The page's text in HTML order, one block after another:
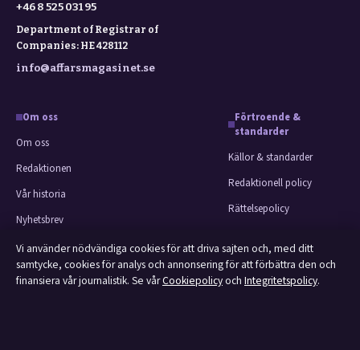
+46 8 525 031 95
Department of Registrar of
Companies: HE 428112
info@affarsmagasinet.se
Om oss
Om oss
Redaktionen
Vår historia
Nyhetsbrev
Tipsa oss
Kontakt
Förtroende &
standarder
Källor & standarder
Redaktionell policy
Rättelsepolicy
Ägande & finansiering
Integritetspolicy
Vi använder nödvändiga cookies för att driva sajten och, med ditt
samtycke, cookies för analys och annonsering för att förbättra den och
finansiera vår journalistik. Se vårCookiepolicyoch Integritetspolicy.